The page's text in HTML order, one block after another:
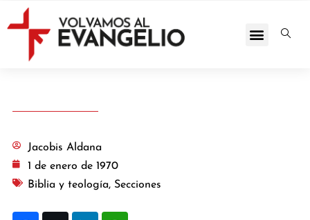
Jacobis Aldana
1 de enero de 1970
Biblia y teología, Secciones